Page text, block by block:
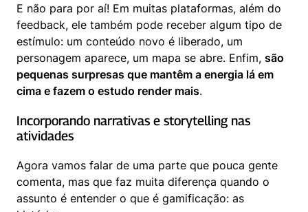
E não para por aí! Em muitas plataformas, além do
feedback, ele também pode receber algum tipo de
estímulo: um conteúdo novo é liberado, um
personagem aparece, um mapa se abre. Enfim, são
pequenas surpresas que mantêm a energia lá em
cima e fazem o estudo render mais.
Incorporando narrativas e storytelling nas
atividades
Agora vamos falar de uma parte que pouca gente
comenta, mas que faz muita diferença quando o
assunto é entender o que é gamificação: as